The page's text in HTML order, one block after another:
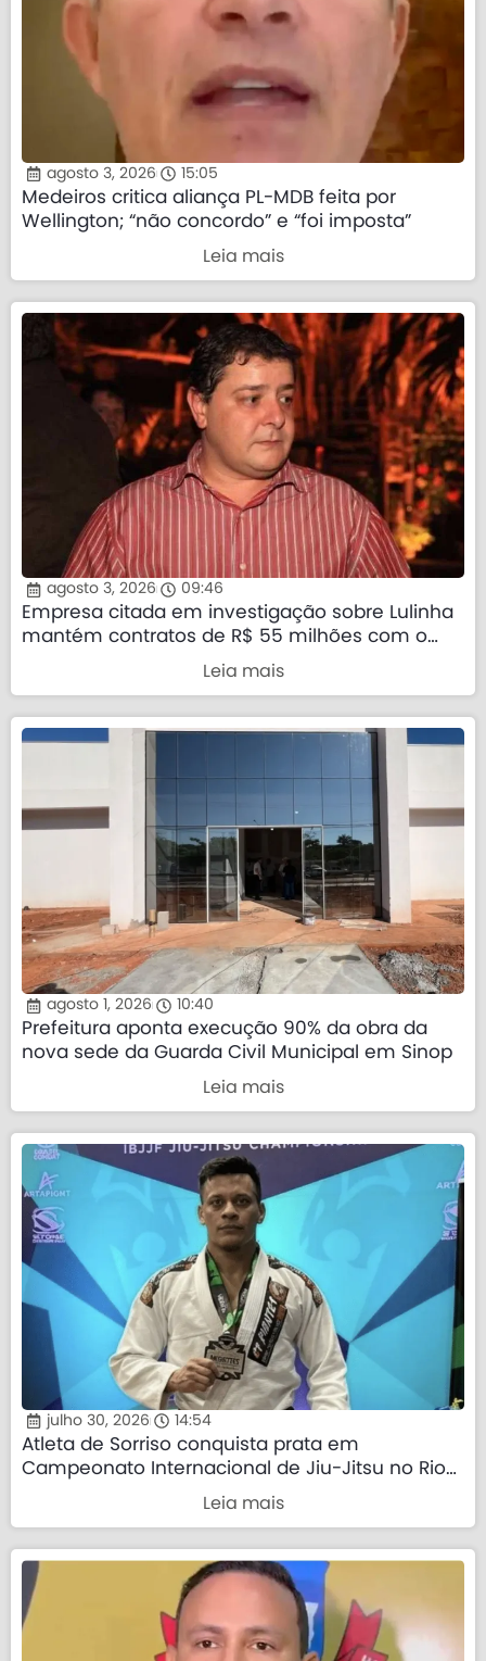
agosto 3, 2026 15:05
Medeiros critica aliança PL-MDB feita por
Wellington; “não concordo” e “foi imposta”
Leia mais
agosto 3, 2026 09:46
Empresa citada em investigação sobre Lulinha
mantém contratos de R$ 55 milhões com o
Leia mais
agosto 1, 2026 10:40
Prefeitura aponta execução 90% da obra da
nova sede da Guarda Civil Municipal em Sinop
Leia mais
julho 30, 2026 14:54
Atleta de Sorriso conquista prata em
Campeonato Internacional de Jiu-Jitsu no Rio
Leia mais